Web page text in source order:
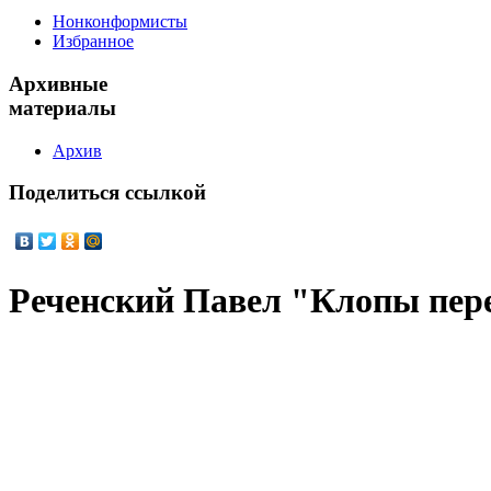
Нонконформисты
Избранное
Архивные
материалы
Архив
Поделиться ссылкой
Реченский Павел "Клопы